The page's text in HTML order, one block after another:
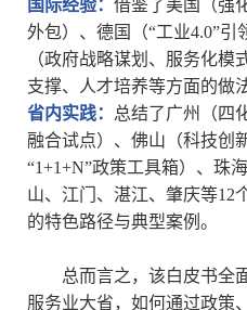
‌国际经验‌： 借鉴了美国（强
外包）、德国（“工业4.0”引
（政府战略谋划、服务化模
支撑、人才培养等方面的做法
‌省内实践‌： 总结了广州（四
融合试点）、佛山（科技创
“1+1+N”政策工具箱）、珠
山、江门、湛江、肇庆等12
的特色路径与典型案例。
总而言之，该白皮书全
服务业大省，如何通过政策